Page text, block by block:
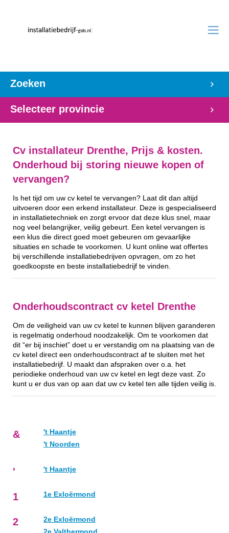
Zoeken
Selecteer provincie
Cv installateur Drenthe, Prijs & kosten.
Onderhoud bij storing nieuwe kopen of
vervangen?
Is het tijd om uw cv ketel te vervangen? Laat dit dan altijd
uitvoeren door een erkend installateur. Deze is gespecialiseerd
in installatietechniek en zorgt ervoor dat deze klus snel, maar
nog veel belangrijker, veilig gebeurt. Een ketel vervangen is
een klus die direct goed moet gebeuren om gevaarlijke
situaties en schade te voorkomen. U kunt online wat offertes
bij verschillende installatiebedrijven opvragen, om zo het
goedkoopste en beste installatiebedrijf te vinden.
Onderhoudscontract cv ketel Drenthe
Om de veiligheid van uw cv ketel te kunnen blijven garanderen
is regelmatig onderhoud noodzakelijk. Om te voorkomen dat
dit “er bij inschiet” doet u er verstandig om na plaatsing van de
cv ketel direct een onderhoudscontract af te sluiten met het
installatiebedrijf. U maakt dan afspraken over o.a. het
periodieke onderhoud van uw cv ketel en legt deze vast. Zo
kunt u er dus van op aan dat uw cv ketel ten alle tijden veilig is.
&
't Haantje
't Noorden
' 't Haantje
1 1e Exloërmond
2
2e Exloërmond